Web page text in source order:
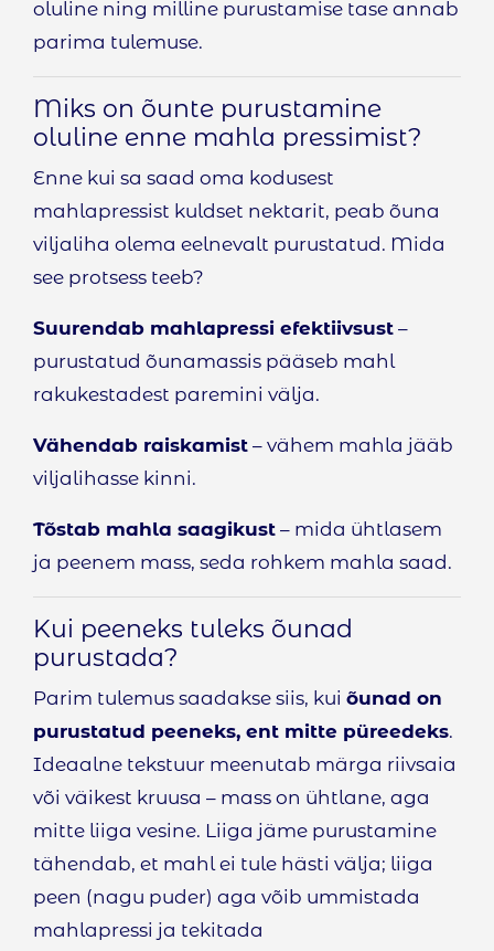
oluline ning milline purustamise tase annab
parima tulemuse.
Miks on õunte purustamine
oluline enne mahla pressimist?
Enne kui sa saad oma kodusest
mahlapressist kuldset nektarit, peab õuna
viljaliha olema eelnevalt purustatud. Mida
see protsess teeb?
Suurendab mahlapressi efektiivsust –
purustatud õunamassis pääseb mahl
rakukestadest paremini välja.
Vähendab raiskamist – vähem mahla jääb
viljalihasse kinni.
Tõstab mahla saagikust – mida ühtlasem
ja peenem mass, seda rohkem mahla saad.
Kui peeneks tuleks õunad
purustada?
Parim tulemus saadakse siis, kui õunad on
purustatud peeneks, ent mitte püreedeks.
Ideaalne tekstuur meenutab märga riivsaia
või väikest kruusa – mass on ühtlane, aga
mitte liiga vesine. Liiga jäme purustamine
tähendab, et mahl ei tule hästi välja; liiga
peen (nagu puder) aga võib ummistada
mahlapressi ja tekitada